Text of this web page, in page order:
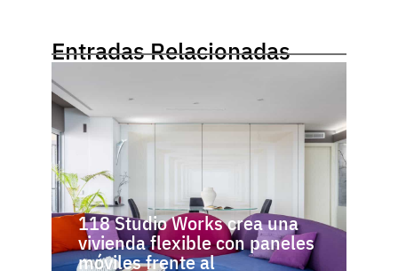
Entradas Relacionadas
118 Studio Works crea una
vivienda flexible con paneles
móviles frente al